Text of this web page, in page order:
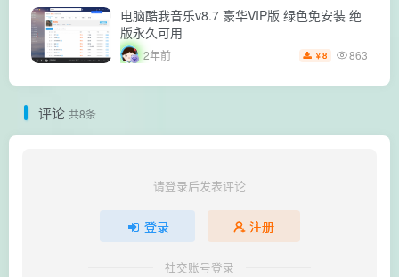
电脑酷我音乐v8.7 豪华VIP版 绿色免安装 绝
版永久可用
2年前 ￥8 863
评论 共8条
请登录后发表评论
登录 注册
社交账号登录